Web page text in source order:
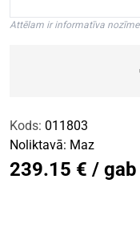
Attēlam ir informatīva
Kods: 011803
Noliktavā: Maz
239.15 € / gab